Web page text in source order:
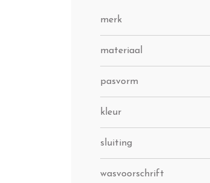
merk
materiaal
pasvorm
kleur
sluiting
wasvoorschrift